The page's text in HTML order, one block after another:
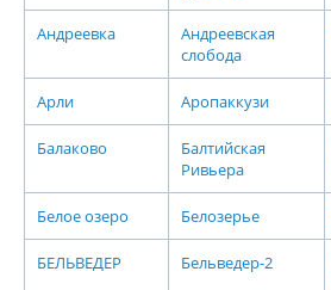
Андреевка
Андреевская
слобода
Арли Аропаккузи
Балаково
Балтийская
Ривьера
Белое озеро Белозерье
БЕЛЬВЕДЕР Бельведер-2